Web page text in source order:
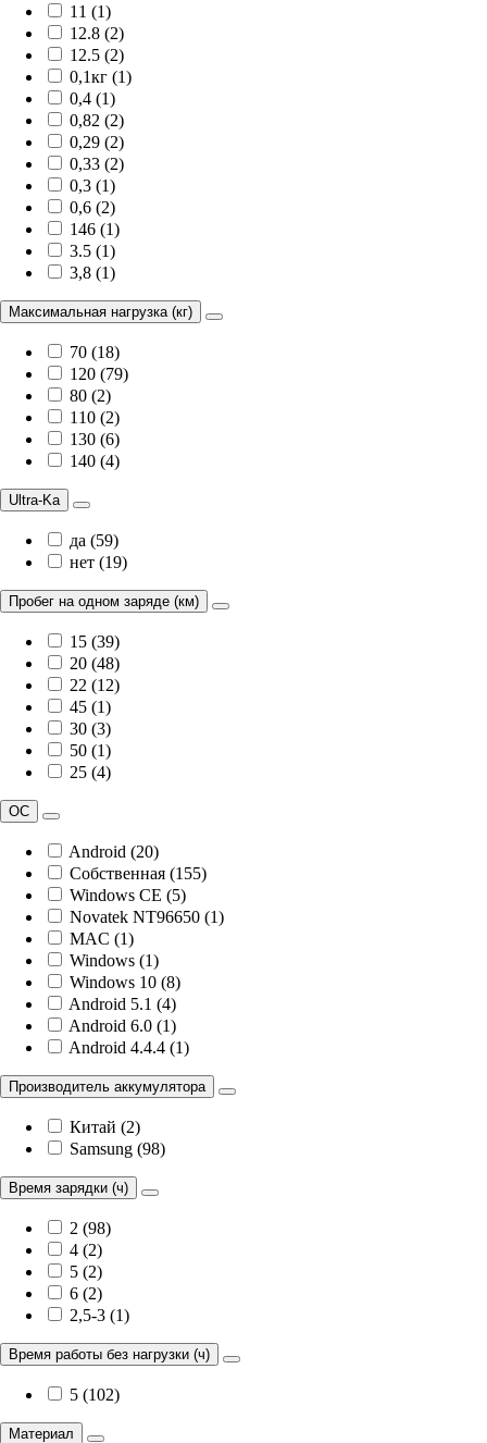
11 (1)
12.8 (2)
12.5 (2)
0,1кг (1)
0,4 (1)
0,82 (2)
0,29 (2)
0,33 (2)
0,3 (1)
0,6 (2)
146 (1)
3.5 (1)
3,8 (1)
Максимальная нагрузка (кг)
70 (18)
120 (79)
80 (2)
110 (2)
130 (6)
140 (4)
Ultra-Ka
да (59)
нет (19)
Пробег на одном заряде (км)
15 (39)
20 (48)
22 (12)
45 (1)
30 (3)
50 (1)
25 (4)
ОС
Android (20)
Собственная (155)
Windows CE (5)
Novatek NT96650 (1)
MAC (1)
Windows (1)
Windows 10 (8)
Android 5.1 (4)
Android 6.0 (1)
Android 4.4.4 (1)
Производитель аккумулятора
Китай (2)
Samsung (98)
Время зарядки (ч)
2 (98)
4 (2)
5 (2)
6 (2)
2,5-3 (1)
Время работы без нагрузки (ч)
5 (102)
Материал